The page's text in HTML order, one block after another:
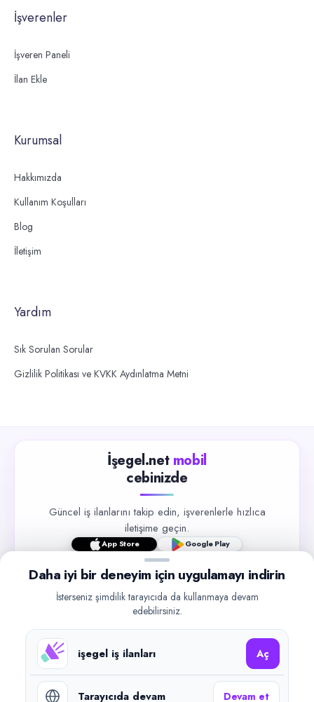
İşverenler
İşveren Paneli
İlan Ekle
Kurumsal
Hakkımızda
Kullanım Koşulları
Blog
İletişim
Yardım
Sık Sorulan Sorular
Gizlilik Politikası ve KVKK Aydınlatma Metni
İşegel.net mobil
cebinizde
Güncel iş ilanlarını takip edin, işverenlerle hızlıca
iletişime geçin.
App Store Google Play
işegel.net bir ilan yayın platformudur; iş bulma aracılığı veya işe
yerleştirme faaliyeti yapmaz.
Daha iyi bir deneyim için uygulamayı indirin
İsterseniz şimdilik tarayıcıda da kullanmaya devam
edebilirsiniz.
işegel iş ilanları Aç
Tarayıcıda devam Devam et